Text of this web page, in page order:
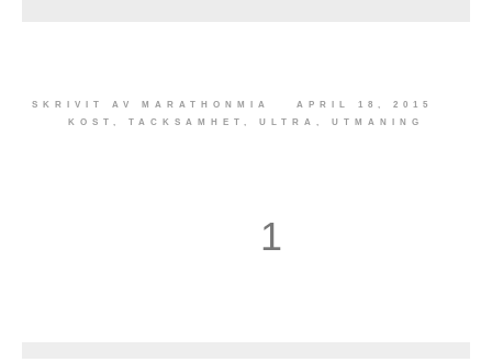
SKRIVIT AV MARATHONMIA
APRIL 18, 2015
KOST
TACKSAMHET ULTRA UTMANING
1